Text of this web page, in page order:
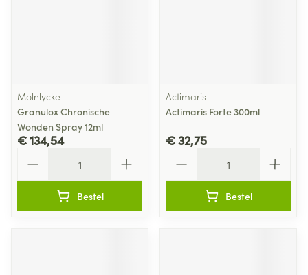
Molnlycke
Granulox Chronische
Wonden Spray 12ml
€ 134,54
Bestel
Actimaris
Actimaris Forte 300ml
€ 32,75
Bestel